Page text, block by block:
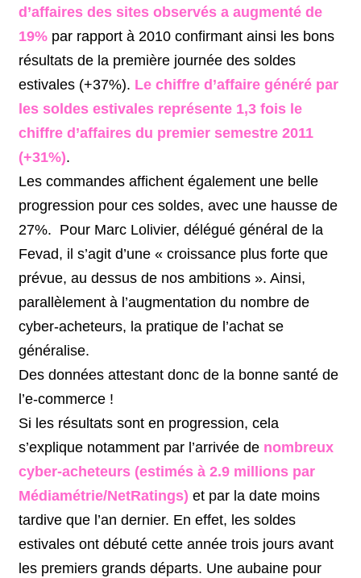
d’affaires des sites observés a augmenté de
19% par rapport à 2010 confirmant ainsi les bons
résultats de la première journée des soldes
estivales (+37%). Le chiffre d’affaire généré par
les soldes estivales représente 1,3 fois le
chiffre d’affaires du premier semestre 2011
(+31%).
Les commandes affichent également une belle
progression pour ces soldes, avec une hausse de
27%. Pour Marc Lolivier, délégué général de la
Fevad, il s’agit d’une « croissance plus forte que
prévue, au dessus de nos ambitions ». Ainsi,
parallèlement à l’augmentation du nombre de
cyber-acheteurs, la pratique de l’achat se
généralise.
Des données attestant donc de la bonne santé de
l’e-commerce !
Si les résultats sont en progression, cela
s’explique notamment par l’arrivée de nombreux
cyber-acheteurs (estimés à 2.9 millions par
Médiamétrie/NetRatings) et par la date moins
tardive que l’an dernier. En effet, les soldes
estivales ont débuté cette année trois jours avant
les premiers grands départs. Une aubaine pour